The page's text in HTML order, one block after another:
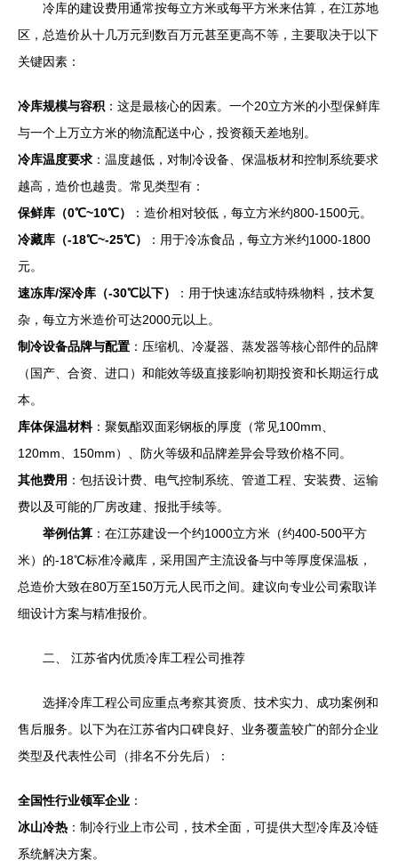
冷库的建设费用通常按每立方米或每平方米来估算，在江苏地
区，总造价从十几万元到数百万元甚至更高不等，主要取决于以下
关键因素：
冷库规模与容积 ：这是最核心的因素。一个20立方米的小型保鲜库
与一个上万立方米的物流配送中心，投资额天差地别。
冷库温度要求 ：温度越低，对制冷设备、保温板材和控制系统要求
越高，造价也越贵。常见类型有：
保鲜库（0℃~10℃）
：造价相对较低，每立方米约800-1500元。
冷藏库（-18℃~-25℃）
：用于冷冻食品，每立方米约1000-1800
元。
速冻库/深冷库（-30℃以下）
：用于快速冻结或特殊物料，技术复
杂，每立方米造价可达2000元以上。
制冷设备品牌与配置 ：压缩机、冷凝器、蒸发器等核心部件的品牌
（国产、合资、进口）和能效等级直接影响初期投资和长期运行成
本。
库体保温材料：聚氨酯双面彩钢板的厚度（常见100mm、
120mm、150mm）、防火等级和品牌差异会导致价格不同。
其他费用 ：包括设计费、电气控制系统、管道工程、安装费、运输
费以及可能的厂房改建、报批手续等。
举例估算 ：在江苏建设一个约1000立方米（约400-500平方
米）的-18℃标准冷藏库，采用国产主流设备与中等厚度保温板，
总造价大致在80万至150万元人民币之间。建议向专业公司索取详
细设计方案与精准报价。
二、 江苏省内优质冷库工程公司推荐
选择冷库工程公司应重点考察其资质、技术实力、成功案例和
售后服务。以下为在江苏省内口碑良好、业务覆盖较广的部分企业
类型及代表性公司（排名不分先后）：
全国性行业领军企业 ：
冰山冷热 ：制冷行业上市公司，技术全面，可提供大型冷库及冷链
系统解决方案。